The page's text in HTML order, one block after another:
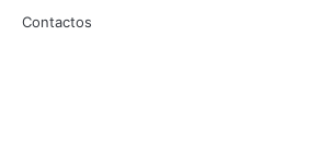
Contactos